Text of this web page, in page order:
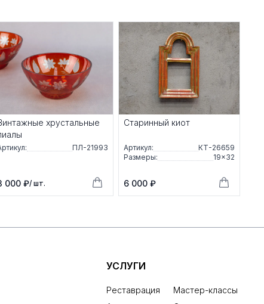
хрустальные
ПЛ-21993
000 ₽/ шт.
Старинный киот
Артикул:
КТ-26659
Размеры:
19×32
6 000 ₽
УСЛУГИ
Реставрация
Мастер-классы